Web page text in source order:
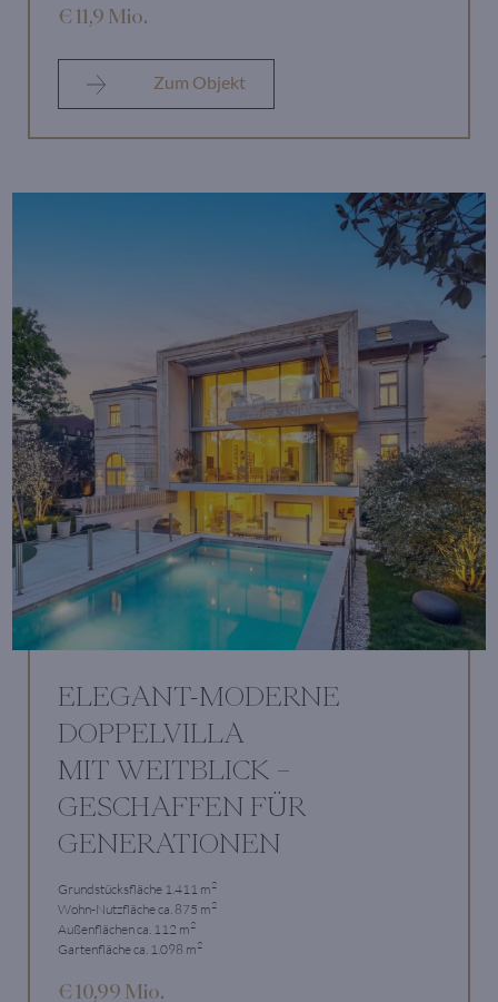
€ 11,9 Mio.
Zum Objekt
ELEGANT-MODERNE
DOPPELVILLA
MIT WEITBLICK –
GESCHAFFEN FÜR
GENERATIONEN
Grundstücksfläche 1.411 m2
Wohn-Nutzfläche ca. 875 m2
Außenflächen ca. 112 m2
Gartenfläche ca. 1.098 m2
€ 10,99 Mio.